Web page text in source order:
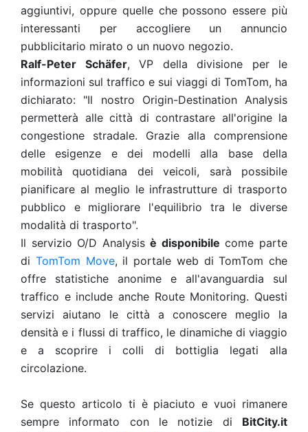
aggiuntivi, oppure quelle che possono essere più
interessanti per accogliere un annuncio
pubblicitario mirato o un nuovo negozio.
Ralf-Peter Schäfer, VP della divisione per le
informazioni sul traffico e sui viaggi di TomTom, ha
dichiarato: "Il nostro Origin-Destination Analysis
permetterà alle città di contrastare all'origine la
congestione stradale. Grazie alla comprensione
delle esigenze e dei modelli alla base della
mobilità quotidiana dei veicoli, sarà possibile
pianificare al meglio le infrastrutture di trasporto
pubblico e migliorare l'equilibrio tra le diverse
modalità di trasporto".
Il servizio O/D Analysisè disponibile come parte
di TomTom Move, il portale web di TomTom che
offre statistiche anonime e all'avanguardia sul
traffico e include anche Route Monitoring. Questi
servizi aiutano le città a conoscere meglio la
densità e i flussi di traffico, le dinamiche di viaggio
e a scoprire i colli di bottiglia legati alla
circolazione.
Se questo articolo ti è piaciuto e vuoi rimanere
sempre informato con le notizie di BitCity.it